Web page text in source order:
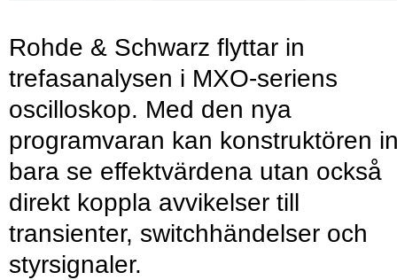
Rohde & Schwarz flyttar in
trefasanalysen i MXO-seriens
oscilloskop. Med den nya
programvaran kan konstruktören
bara se effektvärdena utan också
direkt koppla avvikelser till
transienter, switchhändelser och
styrsignaler.